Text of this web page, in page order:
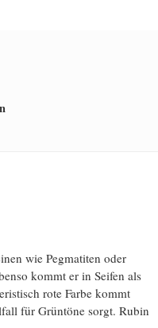
wie Pegmatiten oder
kommt er in Seifen als
rote Farbe kommt
für Grüntöne sorgt. Rubin